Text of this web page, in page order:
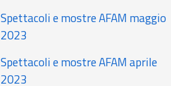
Spettacoli e mostre AFAM maggio
2023
Spettacoli e mostre AFAM aprile
2023